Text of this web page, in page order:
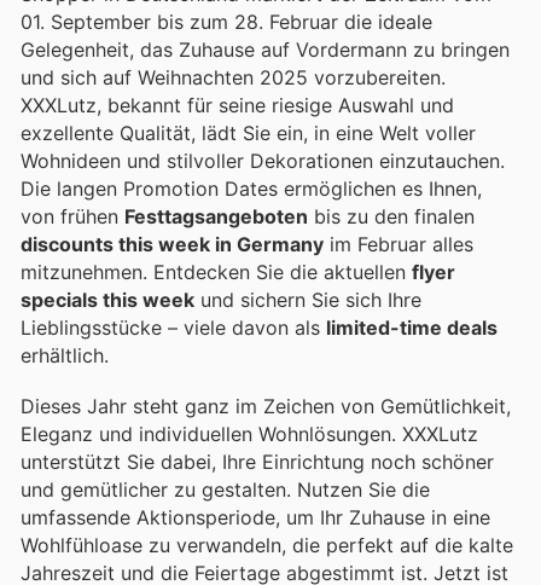
01. September bis zum 28. Februar die ideale
Gelegenheit, das Zuhause auf Vordermann zu bringen
und sich auf Weihnachten 2025 vorzubereiten.
XXXLutz, bekannt für seine riesige Auswahl und
exzellente Qualität, lädt Sie ein, in eine Welt voller
Wohnideen und stilvoller Dekorationen einzutauchen.
Die langen Promotion Dates ermöglichen es Ihnen,
von frühen Festtagsangeboten bis zu den finalen
discounts this week in Germany im Februar alles
mitzunehmen. Entdecken Sie die aktuellen flyer
specials this week und sichern Sie sich Ihre
Lieblingsstücke – viele davon als limited-time deals
erhältlich.
Dieses Jahr steht ganz im Zeichen von Gemütlichkeit,
Eleganz und individuellen Wohnlösungen. XXXLutz
unterstützt Sie dabei, Ihre Einrichtung noch schöner
und gemütlicher zu gestalten. Nutzen Sie die
umfassende Aktionsperiode, um Ihr Zuhause in eine
Wohlfühloase zu verwandeln, die perfekt auf die kalte
Jahreszeit und die Feiertage abgestimmt ist. Jetzt ist